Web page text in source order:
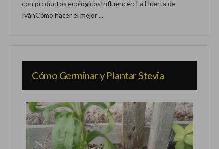
con productos ecológicosInfluencer: La Huerta de
IvánCómo hacer el mejor ...
Cómo Germinar y Plantar Stevia